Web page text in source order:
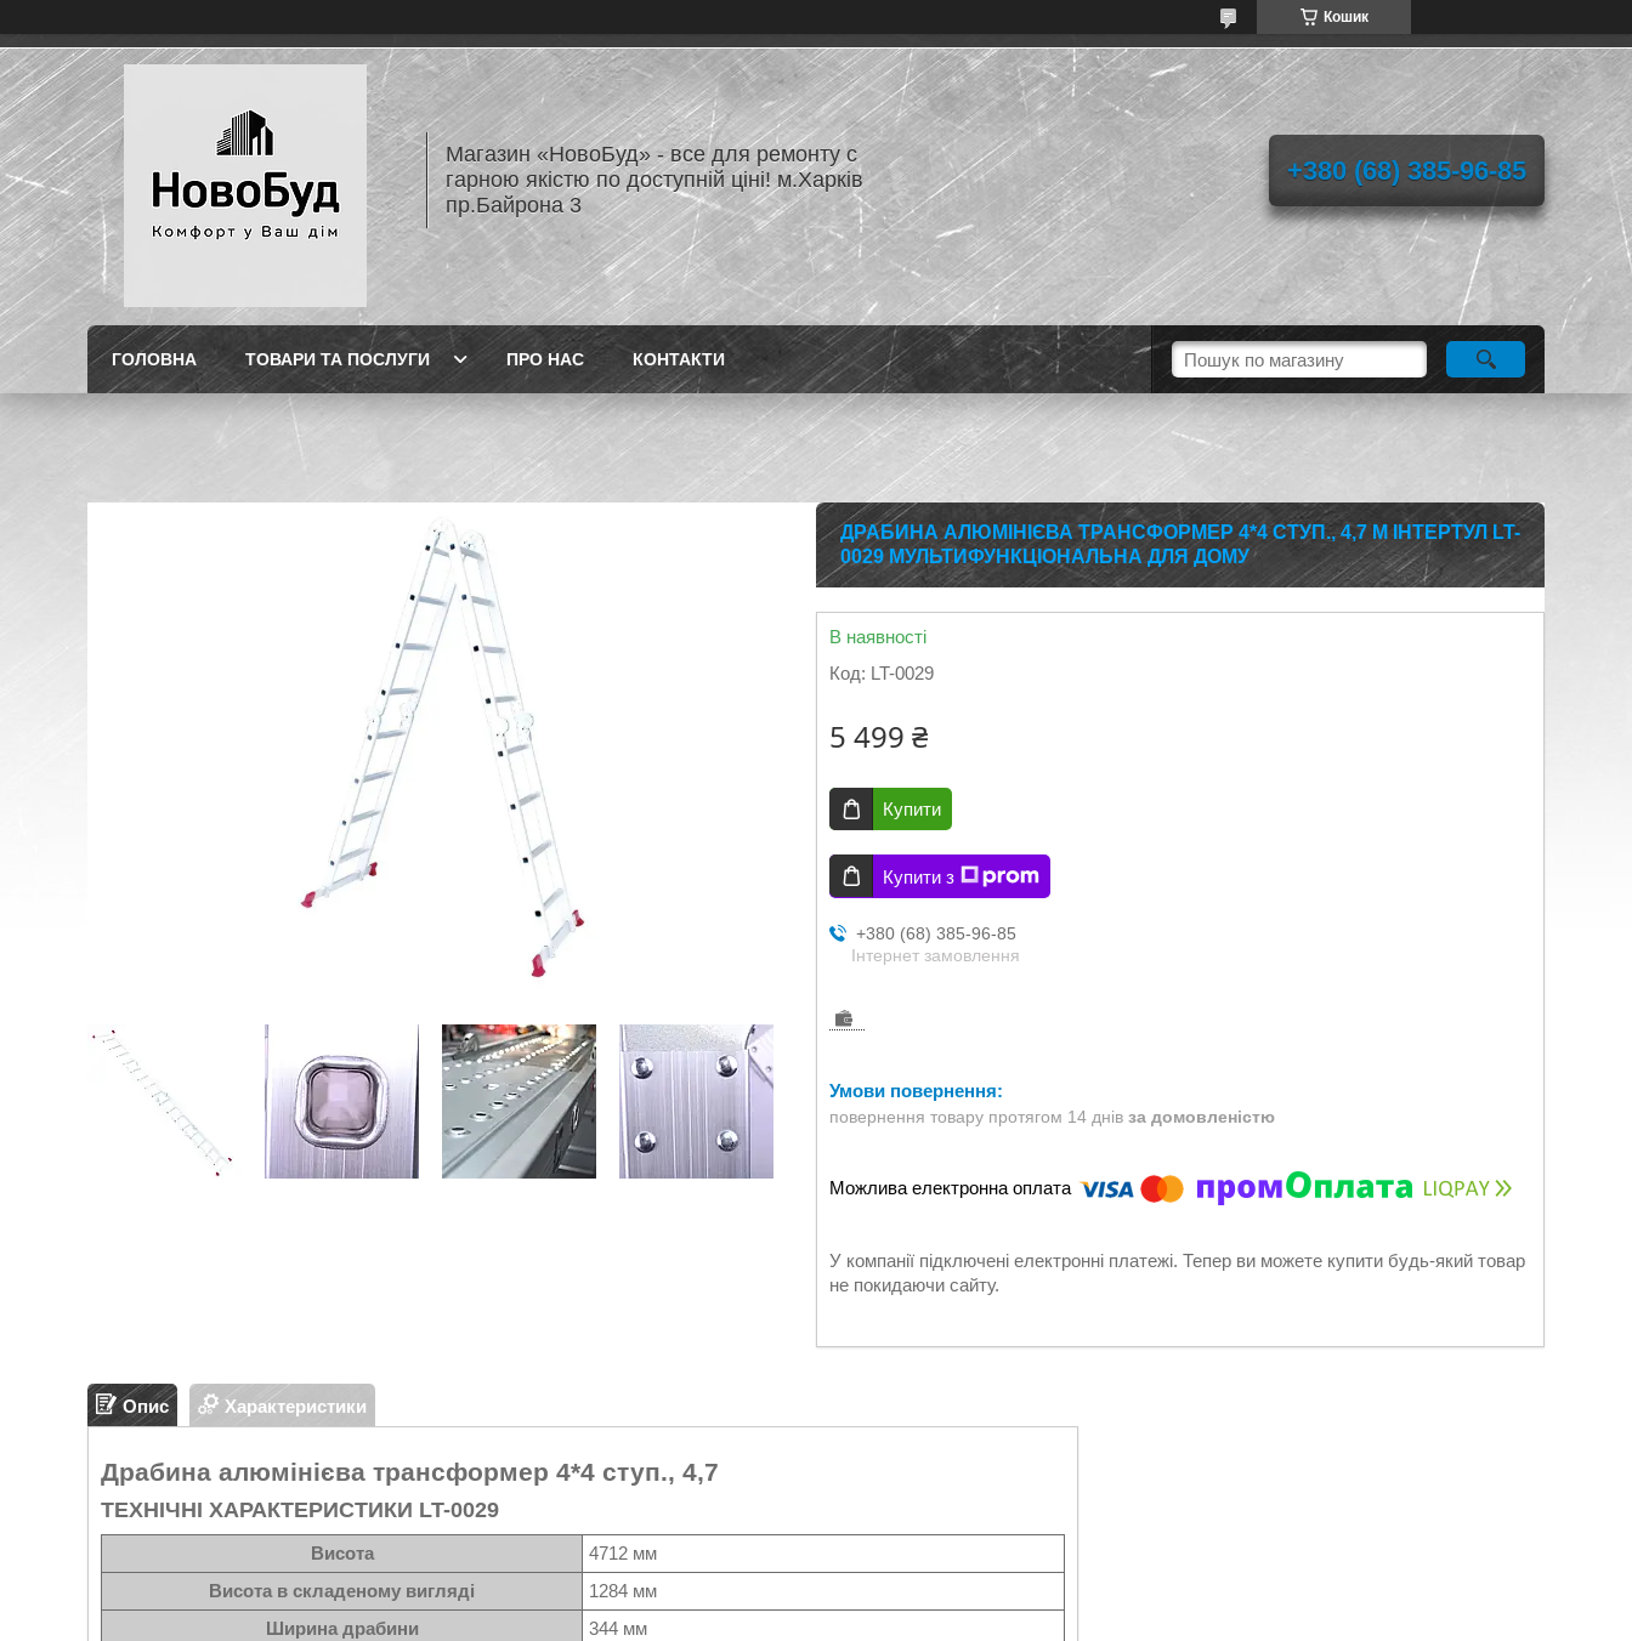
Кошик
Магазин «НовоБуд» - все для ремонту с
гарною якістю по доступній ціні! м.Харків
пр.Байрона 3
+380 (68) 385-96-85
ГОЛОВНА ТОВАРИ ТА ПОСЛУГИ ПРО НАС КОНТАКТИ
ДРАБИНА АЛЮМІНІЄВА ТРАНСФОРМЕР 4*4 СТУП., 4,7 М ІНТЕРТУЛ LT-
0029 МУЛЬТИФУНКЦІОНАЛЬНА ДЛЯ ДОМУ
В наявності
Код: LT-0029
5 499 ₴
Купити
Купити з
+380 (68) 385-96-85
Інтернет замовлення
повернення товару протягом 14 днів за домовленістю
У компанії підключені електронні платежі. Тепер ви можете купити будь-який товар
не покидаючи сайту.
Опис Характеристики
Драбина алюмінієва трансформер 4*4 ступ., 4,7
ТЕХНІЧНІ ХАРАКТЕРИСТИКИ LT-0029
Висота
4712 мм
Висота в складеному вигляді
1284 мм
Ширина драбини
344 мм